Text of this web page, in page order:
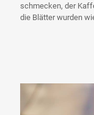
schmecken, der
die Blätter wurden